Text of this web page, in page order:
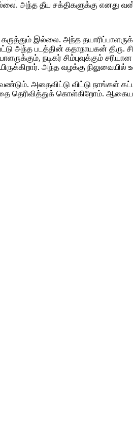
அந்த தீய சக்திகளுக்கு
இல்லை. அந்த
அந்த படத்தின் கதாநாயகன்
நடிகர் சிம்புவுக்கும்
அந்த வழக்கு நிலுவையில்
அதைவிட்டு விட்டு நாங்கள்
தெரிவித்துக் கொள்கிறோம்.